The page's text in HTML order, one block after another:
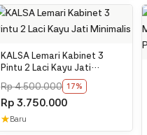
KALSA Lemari Kabinet 3
Pintu 2 Laci Kayu Jati
Rp4.500.000 17%
Rp 3.750.000
★Baru